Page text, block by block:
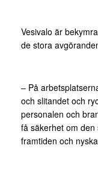
Vesivalo är
de stora
– På
och slitandet och
personalen och
få säkerhet om
framtiden och